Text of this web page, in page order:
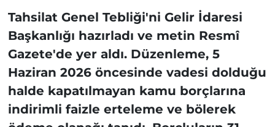
Tahsilat Genel Tebliği'ni Gelir İdaresi
Başkanlığı hazırladı ve metin Resmî
Gazete'de yer aldı. Düzenleme, 5
Haziran 2026 öncesinde vadesi dolduğu
halde kapatılmayan kamu borçlarına
indirimli faizle erteleme ve bölerek